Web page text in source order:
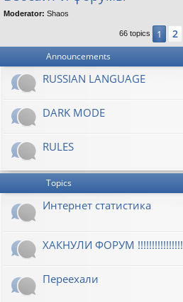
s
Moderator: Shaos
66 topics 1 2
Announcements
RUSSIAN LANGUAGE
DARK MODE
RULES
Topics
Интернет статистика
ХАКНУЛИ ФОРУМ !!!!!!!!!!!!!!!!
Переехали